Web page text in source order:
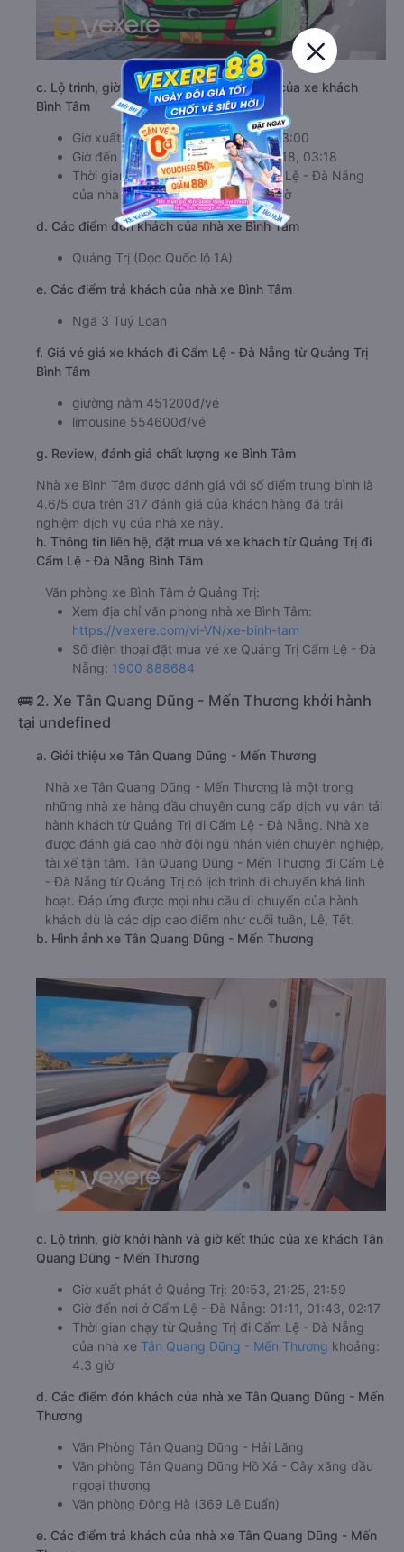
c. Lộ trình, giờ khởi hành và giờ kết thúc của xe khách
Bình Tâm
Giờ xuất phát ở Quảng Trị: 00:00, 23:00
Giờ đến nơi ở Cẩm Lệ - Đà Nẵng: 4:18, 03:18
Thời gian chạy từ Quảng Trị đi Cẩm Lệ - Đà Nẵng
của nhà xeBình Tâmkhoảng: 4.3 giờ
d. Các điểm đón khách của nhà xe Bình Tâm
Quảng Trị (Dọc Quốc lộ 1A)
e. Các điểm trả khách của nhà xe Bình Tâm
Ngã 3 Tuý Loan
f. Giá vé giá xe khách đi Cẩm Lệ - Đà Nẵng từ Quảng Trị
Bình Tâm
giường nằm 451200đ/vé
limousine 554600đ/vé
g. Review, đánh giá chất lượng xe Bình Tâm
Nhà xe Bình Tâm được đánh giá với số điểm trung bình là
4.6/5 dựa trên 317 đánh giá của khách hàng đã trải
nghiệm dịch vụ của nhà xe này.
h. Thông tin liên hệ, đặt mua vé xe khách từ Quảng Trị đi
Cẩm Lệ - Đà Nẵng Bình Tâm
Văn phòng xe Bình Tâm ở Quảng Trị:
Xem địa chỉ văn phòng nhà xe Bình Tâm:
https://vexere.com/vi-VN/xe-binh-tam
Số điện thoại đặt mua vé xe Quảng Trị Cẩm Lệ - Đà
Nẵng: 1900 888684
🚌 2. Xe Tân Quang Dũng - Mến Thương khởi hành
tại undefined
a. Giới thiệu xe Tân Quang Dũng - Mến Thương
Nhà xe Tân Quang Dũng - Mến Thương là một trong
những nhà xe hàng đầu chuyên cung cấp dịch vụ vận tải
hành khách từ Quảng Trị đi Cẩm Lệ - Đà Nẵng. Nhà xe
được đánh giá cao nhờ đội ngũ nhân viên chuyên nghiệp,
tài xế tận tâm. Tân Quang Dũng - Mến Thương đi Cẩm Lệ
- Đà Nẵng từ Quảng Trị có lịch trình di chuyển khá linh
hoạt. Đáp ứng được mọi nhu cầu di chuyển của hành
khách dù là các dịp cao điểm như cuối tuần, Lễ, Tết.
b. Hình ảnh xe Tân Quang Dũng - Mến Thương
c. Lộ trình, giờ khởi hành và giờ kết thúc của xe khách Tân
Quang Dũng - Mến Thương
Giờ xuất phát ở Quảng Trị: 20:53, 21:25, 21:59
Giờ đến nơi ở Cẩm Lệ - Đà Nẵng: 01:11, 01:43, 02:17
Thời gian chạy từ Quảng Trị đi Cẩm Lệ - Đà Nẵng
của nhà xe Tân Quang Dũng - Mến Thương khoảng:
4.3 giờ
d. Các điểm đón khách của nhà xe Tân Quang Dũng - Mến
Thương
Văn Phòng Tân Quang Dũng - Hải Lăng
Văn phòng Tân Quang Dũng Hồ Xá - Cây xăng dầu
ngoại thương
Văn phòng Đông Hà (369 Lê Duẩn)
e. Các điểm trả khách của nhà xe Tân Quang Dũng - Mến